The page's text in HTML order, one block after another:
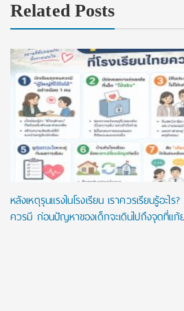
Related Posts
หลังเหตุรุนแรงในโรงเรียน เราควรเรียนรู้อะไ
ควรมี ก่อนปัญหาของเด็กจะเดินไปถึงจุดที่แก้